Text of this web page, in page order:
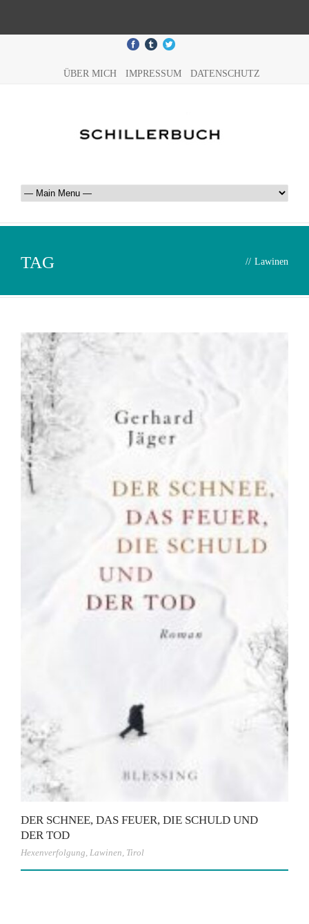
ÜBER MICH IMPRESSUM DATENSCHUTZ
TAG // Lawinen
DER SCHNEE, DAS FEUER, DIE SCHULD UND
DER TOD
Hexenverfolgung, Lawinen, Tirol